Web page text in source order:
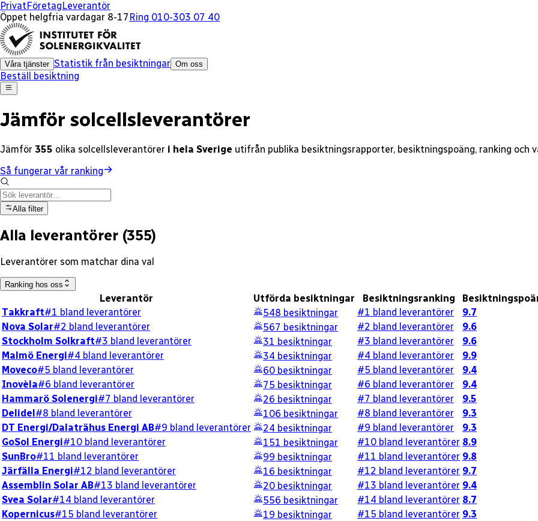
PrivatFöretagLeverantör
Öppet helgfria vardagar 8-17 Ring 010-303 07 40
Våra tjänster Statistik från besiktningar Om oss
Beställ besiktning
Jämför solcellsleverantörer
Jämför 355 olika solcellsleverantörer i hela Sverige utifrån publika besiktningsrapporter, besiktningspoäng, ranking och
Så fungerar vår ranking
Alla filter
Alla leverantörer (355)
Leverantörer som matchar dina val
Ranking hos oss
Leverantör Utförda besiktningar Besiktningsranking
Takkraft#1 bland leverantörer 548 besiktningar #1 bland leverantörer 9.7
x
Nova Solar#2 bland leverantörer 567 besiktningar #2 bland leverantörer 9.6
x
Stockholm Solkraft#3 bland leverantörer 31 besiktningar #3 bland leverantörer 9.6
x
Malmö Energi#4 bland leverantörer 34 besiktningar #4 bland leverantörer 9.9
x
Moveco#5 bland leverantörer 60 besiktningar #5 bland leverantörer 9.4
x
Inovèla#6 bland leverantörer 75 besiktningar #6 bland leverantörer 9.4
x
Hammarö Solenergi#7 bland leverantörer 26 besiktningar #7 bland leverantörer 9.5
x
Delidel#8 bland leverantörer 106 besiktningar #8 bland leverantörer 9.3
x
DT Energi/Dalaträhus Energi AB#9 bland leverantörer 24 besiktningar #9 bland leverantörer 9.3
x
GoSol Energi#10 bland leverantörer 151 besiktningar #10 bland leverantörer 8.9
x
SunBro#11 bland leverantörer 99 besiktningar #11 bland leverantörer 9.8
x
Järfälla Energi#12 bland leverantörer 16 besiktningar #12 bland leverantörer 9.7
x
Assemblin Solar AB#13 bland leverantörer 20 besiktningar #13 bland leverantörer 9.4
x
Svea Solar#14 bland leverantörer 556 besiktningar #14 bland leverantörer 8.7
x
Kopernicus#15 bland leverantörer 19 besiktningar #15 bland leverantörer 9.3
x